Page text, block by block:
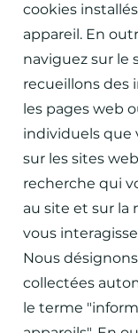
cookies
appareil. En
naviguez sur le
recueillons des
les pages web
individuels que
sur les sites
recherche qui
au site et sur la
vous
Nous
collectées
le terme